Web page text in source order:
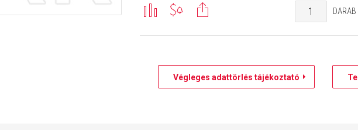
DARAB
Végleges adattörlés tájékoztató